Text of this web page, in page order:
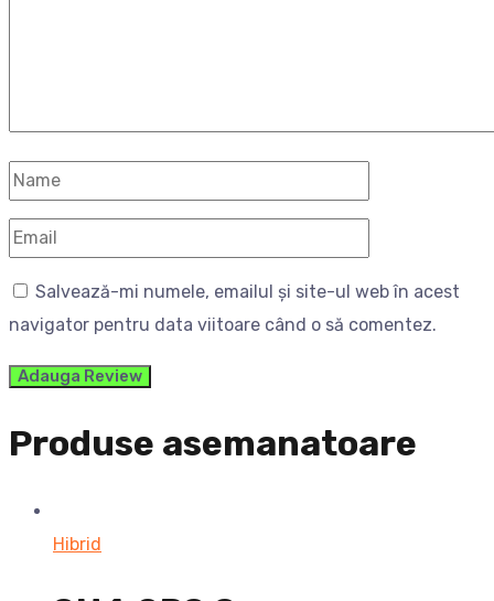
Salvează-mi numele, emailul și site-ul web în acest
navigator pentru data viitoare când o să comentez.
Produse asemanatoare
Hibrid